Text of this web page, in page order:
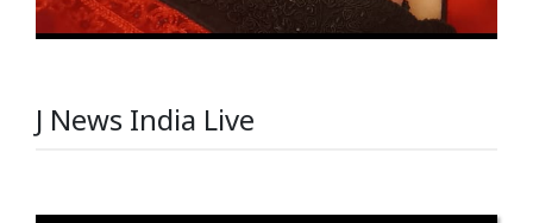
J News India Live